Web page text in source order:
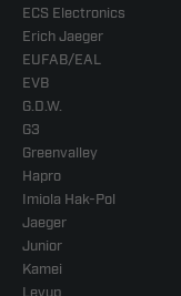
ECS Electronics
Erich Jaeger
EUFAB/EAL
EVB
G.D.W.
G3
Greenvalley
Hapro
Imiola Hak-Pol
Jaeger
Junior
Kamei